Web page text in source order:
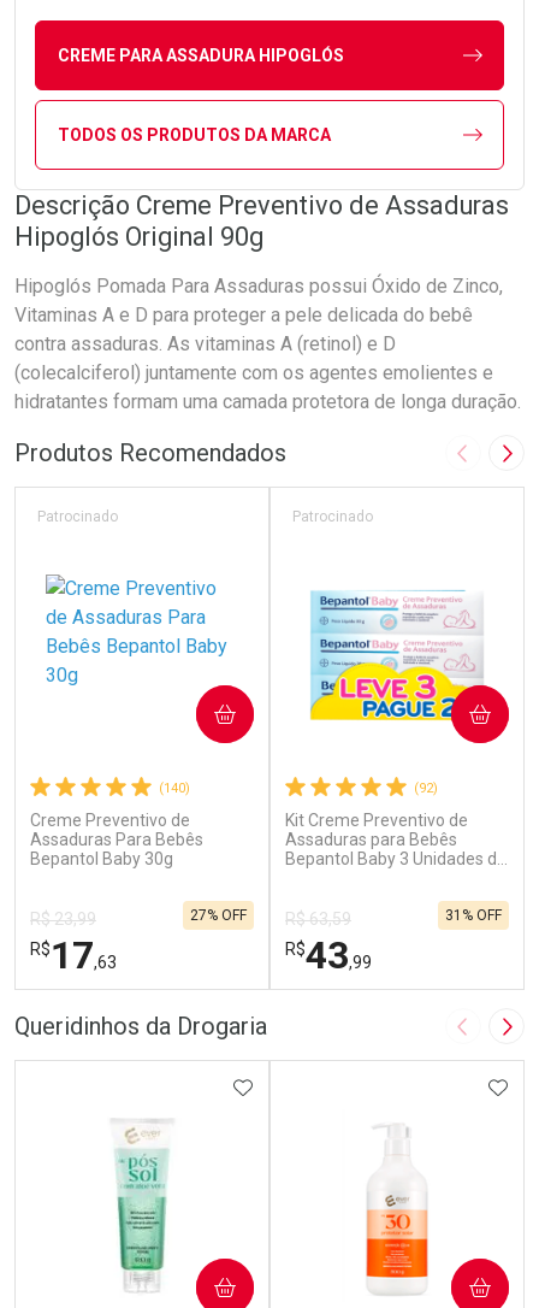
CREME PARA ASSADURA HIPOGLÓS
TODOS OS PRODUTOS DA MARCA
Descrição Creme Preventivo de Assaduras
Hipoglós Original 90g
Hipoglós Pomada Para Assaduras possui Óxido de Zinco,
Vitaminas A e D para proteger a pele delicada do bebê
contra assaduras. As vitaminas A (retinol) e D
(colecalciferol) juntamente com os agentes emolientes e
hidratantes formam uma camada protetora de longa duração.
Produtos Recomendados Imagem
(140)
Creme Preventivo de
Assaduras Para Bebês
Bepantol Baby 30g
Patrocinado
R$ 23,99
R$17,63
27% OFF
COMPRAR
(92)
Kit Creme Preventivo de
Assaduras para Bebês
Bepantol Baby 3 Unidades de
Patrocinado
R$ 63,59
R$43,99
31% OFF
COMPRAR
Queridinhos da Drogaria Imagem
ADICIONAR AOS FAVORITOS
COMPRAR COMPRAR